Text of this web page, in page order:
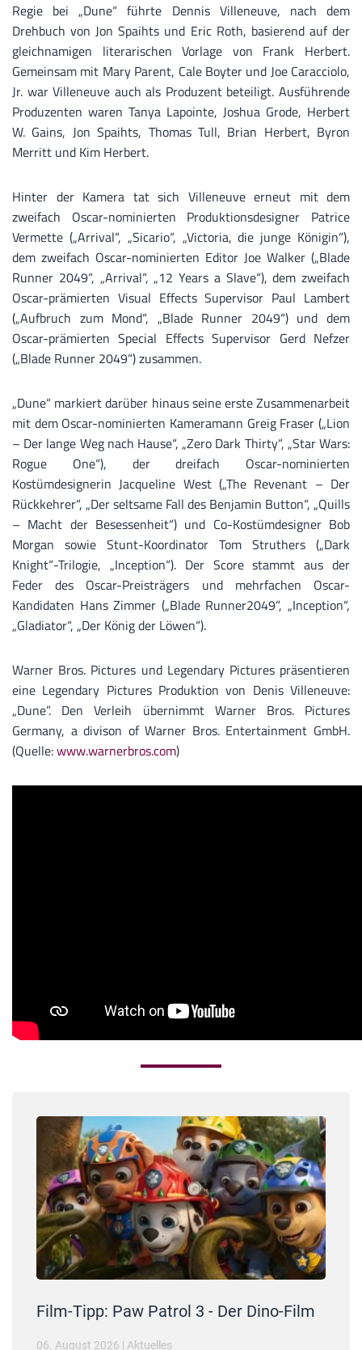
Regie bei „Dune“ führte Dennis Villeneuve, nach dem
Drehbuch von Jon Spaihts und Eric Roth, basierend auf der
gleichnamigen literarischen Vorlage von Frank Herbert.
Gemeinsam mit Mary Parent, Cale Boyter und Joe Caracciolo,
Jr. war Villeneuve auch als Produzent beteiligt. Ausführende
Produzenten waren Tanya Lapointe, Joshua Grode, Herbert
W. Gains, Jon Spaihts, Thomas Tull, Brian Herbert, Byron
Merritt und Kim Herbert.
Hinter der Kamera tat sich Villeneuve erneut mit dem
zweifach Oscar-nominierten Produktionsdesigner Patrice
Vermette („Arrival“, „Sicario“, „Victoria, die junge Königin“),
dem zweifach Oscar-nominierten Editor Joe Walker („Blade
Runner 2049“, „Arrival“, „12 Years a Slave“), dem zweifach
Oscar-prämierten Visual Effects Supervisor Paul Lambert
(„Aufbruch zum Mond“, „Blade Runner 2049“) und dem
Oscar-prämierten Special Effects Supervisor Gerd Nefzer
(„Blade Runner 2049“) zusammen.
„Dune“ markiert darüber hinaus seine erste Zusammenarbeit
mit dem Oscar-nominierten Kameramann Greig Fraser („Lion
– Der lange Weg nach Hause“, „Zero Dark Thirty“, „Star Wars:
Rogue One“), der dreifach Oscar-nominierten
Kostümdesignerin Jacqueline West („The Revenant – Der
Rückkehrer“, „Der seltsame Fall des Benjamin Button“, „Quills
– Macht der Besessenheit“) und Co-Kostümdesigner Bob
Morgan sowie Stunt-Koordinator Tom Struthers („Dark
Knight“-Trilogie, „Inception“). Der Score stammt aus der
Feder des Oscar-Preisträgers und mehrfachen Oscar-
Kandidaten Hans Zimmer („Blade Runner2049“, „Inception“,
„Gladiator“, „Der König der Löwen“).
Warner Bros. Pictures und Legendary Pictures präsentieren
eine Legendary Pictures Produktion von Denis Villeneuve:
„Dune”. Den Verleih übernimmt Warner Bros. Pictures
Germany, a divison of Warner Bros. Entertainment GmbH.
(Quelle:www.warnerbros.com)
Film-Tipp: Paw Patrol 3 - Der Dino-Film
06. August 2026 | Aktuelles